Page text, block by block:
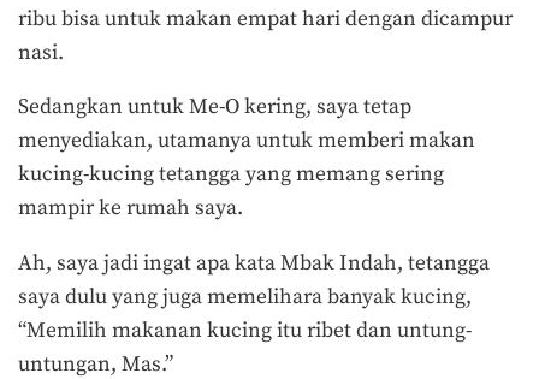
ribu bisa untuk makan empat hari dengan dicampur
nasi.
Sedangkan untuk Me-O kering, saya tetap
menyediakan, utamanya untuk memberi makan
kucing-kucing tetangga yang memang sering
mampir ke rumah saya.
Ah, saya jadi ingat apa kata Mbak Indah, tetangga
saya dulu yang juga memelihara banyak kucing,
“Memilih makanan kucing itu ribet dan untung-
untungan, Mas.”